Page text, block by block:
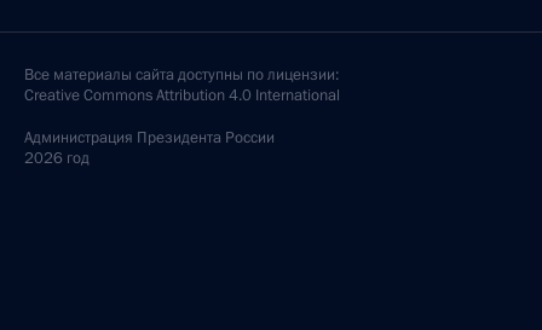
Все материалы сайта доступны по лицензии:
Creative Commons Attribution 4.0 International
Администрация Президента России
2026 год